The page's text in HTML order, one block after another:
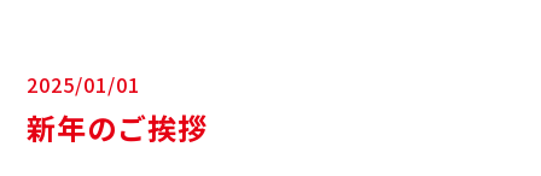
2025/01/01
新年のご挨拶